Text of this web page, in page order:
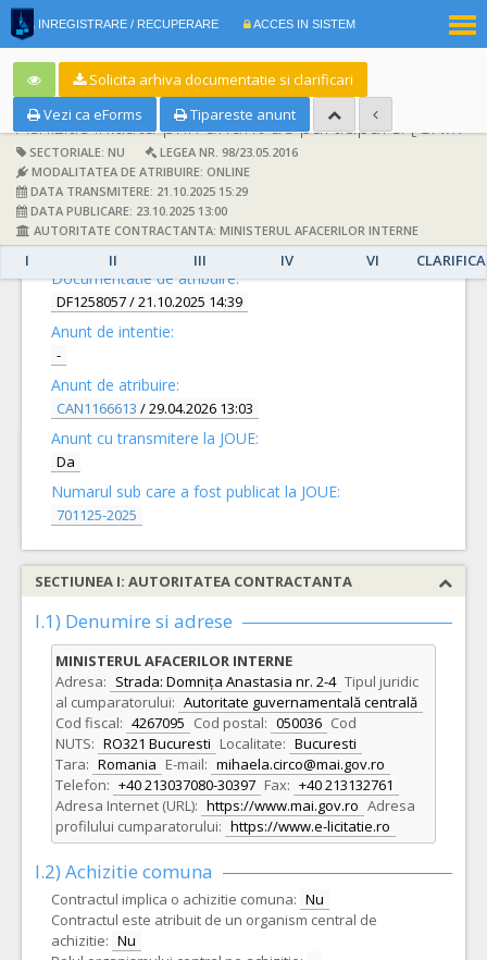
INREGISTRARE / RECUPERARE ACCES IN SISTEM
Solicita arhiva documentatie si clarificari
Vezi ca eForms
Tipareste anunt
Achizitie initiata prin anunt de participare:[CN1086713] -
SECTORIALE: NU
LEGEA NR. 98/23.05.2016
MODALITATEA DE ATRIBUIRE: ONLINE
DATA TRANSMITERE: 21.10.2025 15:29
DATA PUBLICARE: 23.10.2025 13:00
AUTORITATE CONTRACTANTA: MINISTERUL AFACERILOR INTERNE
I II III IV VI
DETALII
Documentatie de atribuire:
DF1258057/ 21.10.2025 14:39
Anunt de intentie:
-
Anunt de atribuire:
CAN1166613 / 29.04.2026 13:03
Anunt cu transmitere la JOUE:
Da
Numarul sub care a fost publicat la JOUE:
701125-2025
SECTIUNEA I: AUTORITATEA CONTRACTANTA
I.1) Denumire si adrese
MINISTERUL AFACERILOR INTERNE
Adresa: Strada: Domnița Anastasia nr. 2-4 Tipul juridic
al cumparatorului: Autoritate guvernamentală centrală
Cod fiscal: 4267095 Cod postal: 050036 Cod
NUTS: RO321 Bucuresti Localitate: Bucuresti
Tara: Romania E-mail: mihaela.circo@mai.gov.ro
Telefon: +40 213037080-30397 Fax: +40 213132761
Adresa Internet (URL): https://www.mai.gov.ro Adresa
profilului cumparatorului: https://www.e-licitatie.ro
I.2) Achizitie comuna
Contractul implica o achizitie comuna: Nu
Contractul este atribuit de un organism central de
achizitie: Nu